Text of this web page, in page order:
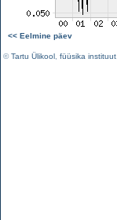
<< Eelmine päev
©Tartu Ülikool füüsika instituut